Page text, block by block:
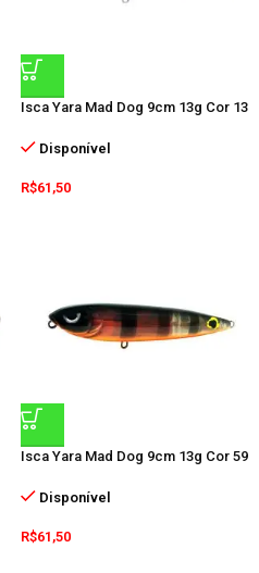
Isca Yara Mad Dog 9cm 13g Cor 13
Disponível
R$61,50
Isca Yara Mad Dog 9cm 13g Cor 59
Disponível
R$61,50